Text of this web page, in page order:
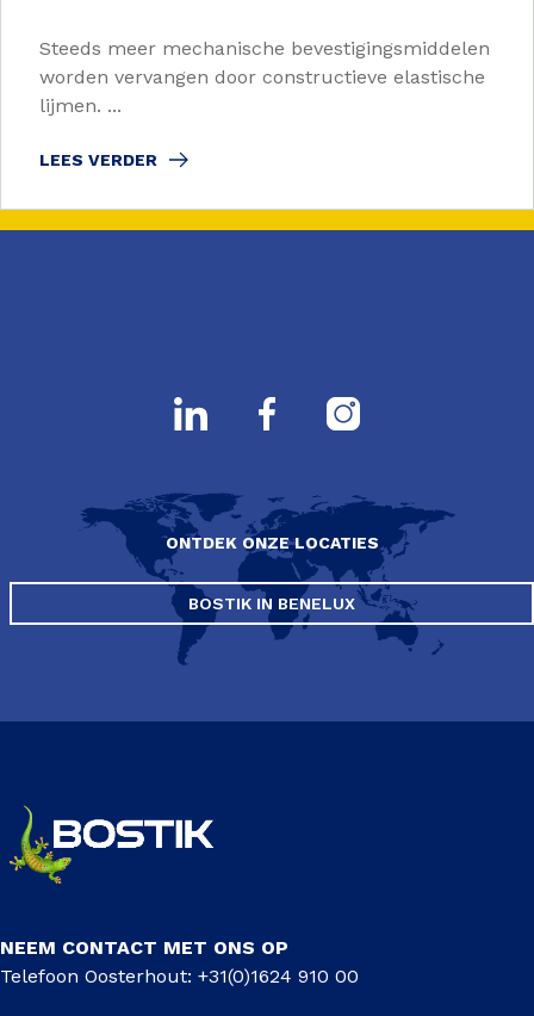
Steeds meer mechanische bevestigingsmiddelen
worden vervangen door constructieve elastische
lijmen. ...
LEES VERDER
ONTDEK ONZE LOCATIES
BOSTIK IN BENELUX
NEEM CONTACT MET ONS OP
Telefoon Oosterhout: +31(0)1624 910 00